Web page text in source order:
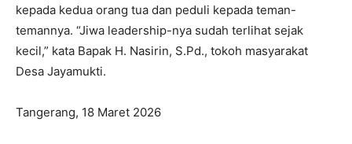
I've read and accept thePrivacy Policy.
kepada kedua orang tua dan peduli kepada teman-
temannya. “Jiwa leadership-nya sudah terlihat sejak
kecil,” kata Bapak H. Nasirin, S.Pd., tokoh masyarakat
Desa Jayamukti.
Tangerang, 18 Maret 2026